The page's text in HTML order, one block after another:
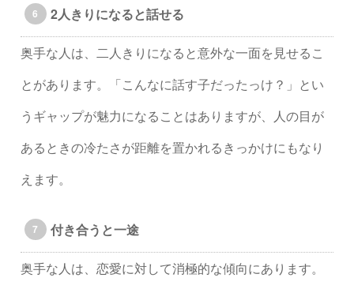
2人きりになると話せる
奥手な人は、二人きりになると意外な一面を見せるこ
とがあります。「こんなに話す子だったっけ？」とい
うギャップが魅力になることはありますが、人の目が
あるときの冷たさが距離を置かれるきっかけにもなり
えます。
付き合うと一途
奥手な人は、恋愛に対して消極的な傾向にあります。